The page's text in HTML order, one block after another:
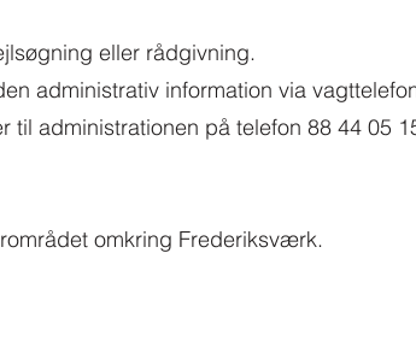
eller rådgivning.
administrativ information via
til administrationen på telefon 88 44 05
omkring Frederiksværk.